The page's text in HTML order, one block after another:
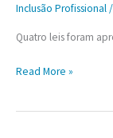
Inclusão Profissional/
Quatro leis foram
Leis
Read More »